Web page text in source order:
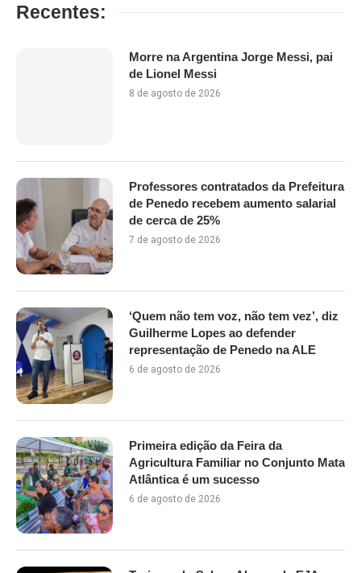
Recentes:
Morre na Argentina Jorge Messi, pai
de Lionel Messi
8 de agosto de 2026
Professores contratados da Prefeitura
de Penedo recebem aumento salarial
de cerca de 25%
7 de agosto de 2026
‘Quem não tem voz, não tem vez’, diz
Guilherme Lopes ao defender
representação de Penedo na ALE
6 de agosto de 2026
Primeira edição da Feira da
Agricultura Familiar no Conjunto Mata
Atlântica é um sucesso
6 de agosto de 2026